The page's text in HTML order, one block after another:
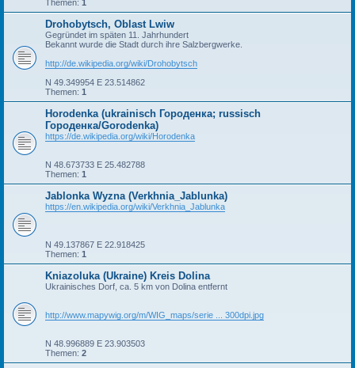
Themen: 1
Drohobytsch, Oblast Lwiw
Gegründet im späten 11. Jahrhundert
Bekannt wurde die Stadt durch ihre Salzbergwerke.
http://de.wikipedia.org/wiki/Drohobytsch
N 49.349954 E 23.514862
Themen: 1
Horodenka (ukrainisch Городенка; russisch
Городенка/Gorodenka)
https://de.wikipedia.org/wiki/Horodenka
N 48.673733 E 25.482788
Themen: 1
Jablonka Wyzna (Verkhnia_Jablunka)
https://en.wikipedia.org/wiki/Verkhnia_Jablunka
N 49.137867 E 22.918425
Themen: 1
Kniazoluka (Ukraine) Kreis Dolina
Ukrainisches Dorf, ca. 5 km von Dolina entfernt
http://www.mapywig.org/m/WIG_maps/serie ... 300dpi.jpg
N 48.996889 E 23.903503
Themen: 2